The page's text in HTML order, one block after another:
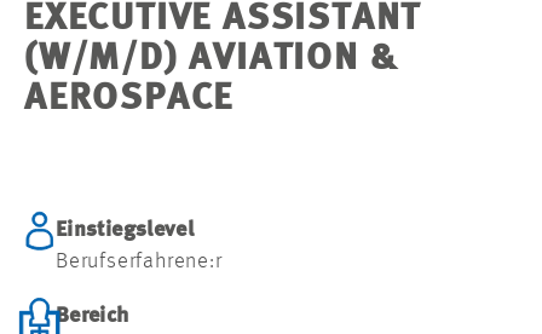
POSTULER
NOS OFFRES
EXECUTIVE ASSISTANT
(W/M/D) AVIATION &
AEROSPACE
Einstiegslevel
Berufserfahrene:r
Bereich